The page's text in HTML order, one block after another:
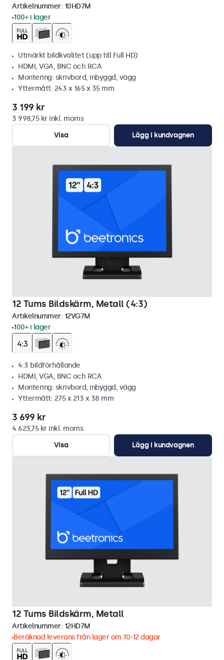
Artikelnummer: 10HD7M
100+ i lager
Utmärkt bildkvalitet (upp till Full HD)
HDMI, VGA, BNC och RCA
Montering: skrivbord, inbyggd, vägg
Yttermått: 243 x 165 x 35 mm
3 199 kr
3 998,75 kr inkl. moms
Visa
Lägg i kundvagnen
12 Tums Bildskärm, Metall (4:3)
Artikelnummer: 12VG7M
100+ i lager
4:3 bildförhållande
HDMI, VGA, BNC och RCA
Montering: skrivbord, inbyggd, vägg
Yttermått: 275 x 213 x 38 mm
3 699 kr
4 623,75 kr inkl. moms
Visa
Lägg i kundvagnen
12 Tums Bildskärm, Metall
Artikelnummer: 12HD7M
Beräknad leverans från lager om 10-12 dagar